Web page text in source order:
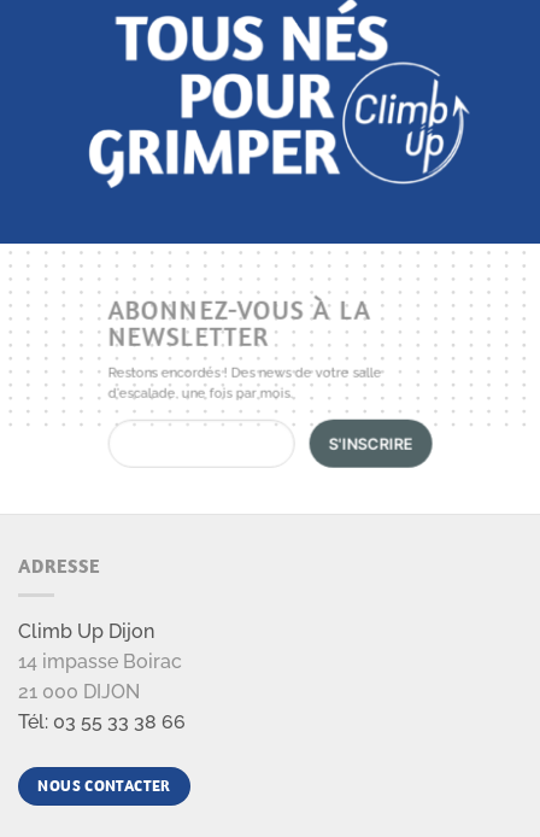
ABONNEZ-VOUS À LA
NEWSLETTER
Restons encordés ! Des news de votre salle
d'escalade, une fois par mois.
ADRESSE
Climb Up Dijon
14 impasse Boirac
21 000 DIJON
Tél: 03 55 33 38 66
NOUS CONTACTER